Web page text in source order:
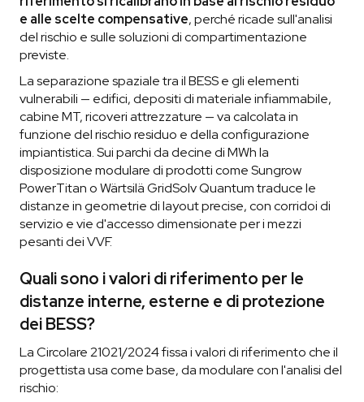
e alle scelte compensative, perché ricade sull'analisi
del rischio e sulle soluzioni di compartimentazione
previste.
La separazione spaziale tra il BESS e gli elementi
vulnerabili — edifici, depositi di materiale infiammabile,
cabine MT, ricoveri attrezzature — va calcolata in
funzione del rischio residuo e della configurazione
impiantistica. Sui parchi da decine di MWh la
disposizione modulare di prodotti come Sungrow
PowerTitan o Wärtsilä GridSolv Quantum traduce le
distanze in geometrie di layout precise, con corridoi di
servizio e vie d'accesso dimensionate per i mezzi
pesanti dei VVF.
Quali sono i valori di riferimento per le
distanze interne, esterne e di protezione
dei BESS?
La Circolare 21021/2024 fissa i valori di riferimento che il
progettista usa come base, da modulare con l'analisi del
rischio: